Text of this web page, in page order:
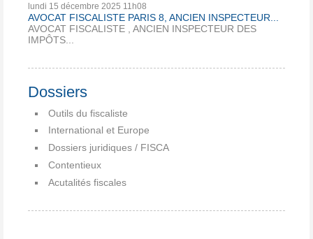
lundi 15 décembre 2025 11h08
AVOCAT FISCALISTE PARIS 8, ANCIEN INSPECTEUR...
AVOCAT FISCALISTE , ANCIEN INSPECTEUR DES
IMPÔTS...
Dossiers
Outils du fiscaliste
International et Europe
Dossiers juridiques / FISCA
Contentieux
Acutalités fiscales